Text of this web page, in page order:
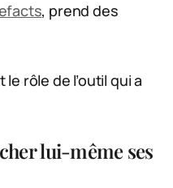
, prend des
rôle de l’outil qui a
lui-même ses